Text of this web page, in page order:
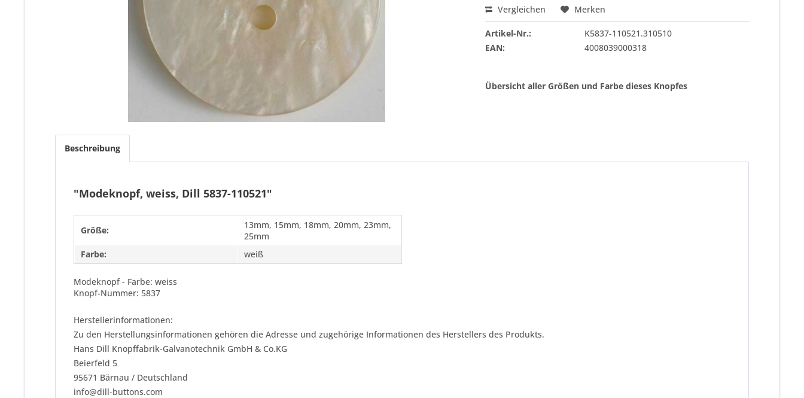
Vergleichen Merken
Artikel-Nr.:
K5837-110521.310510
EAN:
4008039000318
Übersicht aller Größen und Farbe dieses Knopfes
Beschreibung
"Modeknopf, weiss, Dill 5837-110521"
Größe:
13mm, 15mm, 18mm, 20mm, 23mm,
25mm
Farbe:
weiß
Modeknopf - Farbe: weiss
Knopf-Nummer: 5837
Herstellerinformationen:
Zu den Herstellungsinformationen gehören die Adresse und zugehörige Informationen des Herstellers des Produkts.
Hans Dill Knopffabrik-Galvanotechnik GmbH & Co.KG
Beierfeld 5
95671 Bärnau / Deutschland
info@dill-buttons.com